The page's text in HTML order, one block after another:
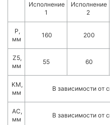
Исполнение
1
Исполнение
2
P,
мм
160 200
Z5,
мм
55 60
KM,
мм
В зависимости от
AC,
мм
В зависимости от